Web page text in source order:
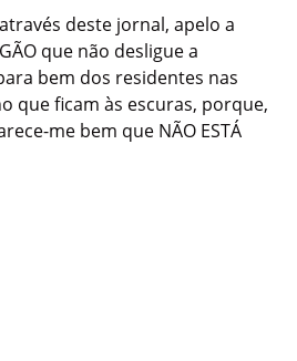
deste jornal, apelo a
que não desligue a
bem dos residentes nas
que ficam às escuras, porque,
me bem que NÃO ESTÁ